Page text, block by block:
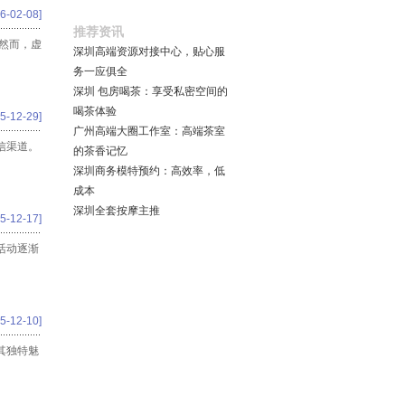
02-08]
而，虚
12-29]
道。
12-17]
动逐渐
12-10]
独特魅
推荐资讯
深圳高端资源对接中心，贴心服
务一应俱全
深圳 包房喝茶：享受私密空间的
喝茶体验
‌广州高端大圈工作室‌：高端茶室
的茶香记忆
深圳商务模特预约：高效率，低
成本
深圳全套按摩主推